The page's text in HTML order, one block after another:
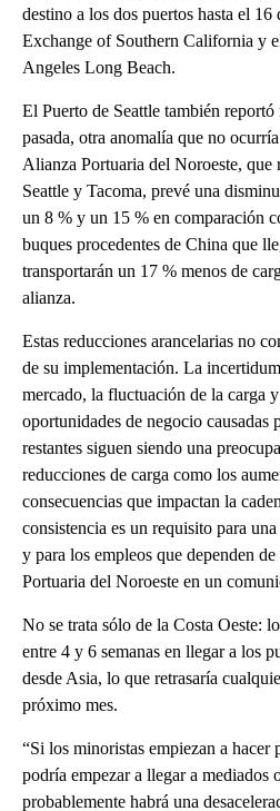
destino a los dos puertos hasta el
Exchange of Southern California y
Angeles Long Beach.
El Puerto de Seattle también reportó
pasada, otra anomalía que no
Alianza Portuaria del Noroeste, que
Seattle y Tacoma, prevé una
un 8 % y un 15 % en comparación
buques procedentes de China que
transportarán un 17 % menos de
alianza.
Estas reducciones arancelarias no
de su implementación. La
mercado, la fluctuación de la carga
oportunidades de negocio causadas
restantes siguen siendo una
reducciones de carga como los
consecuencias que impactan la
consistencia es un requisito para
y para los empleos que dependen
Portuaria del Noroeste en un
No se trata sólo de la Costa Oeste:
entre 4 y 6 semanas en llegar a los
desde Asia, lo que retrasaría
próximo mes.
“Si los minoristas empiezan a hacer
podría empezar a llegar a mediados
probablemente habrá una